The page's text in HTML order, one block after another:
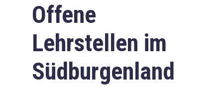
Offene
Lehrstellen im
Südburgenland